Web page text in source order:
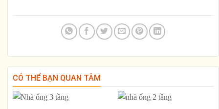
CÓ THỂ BẠN QUAN TÂM